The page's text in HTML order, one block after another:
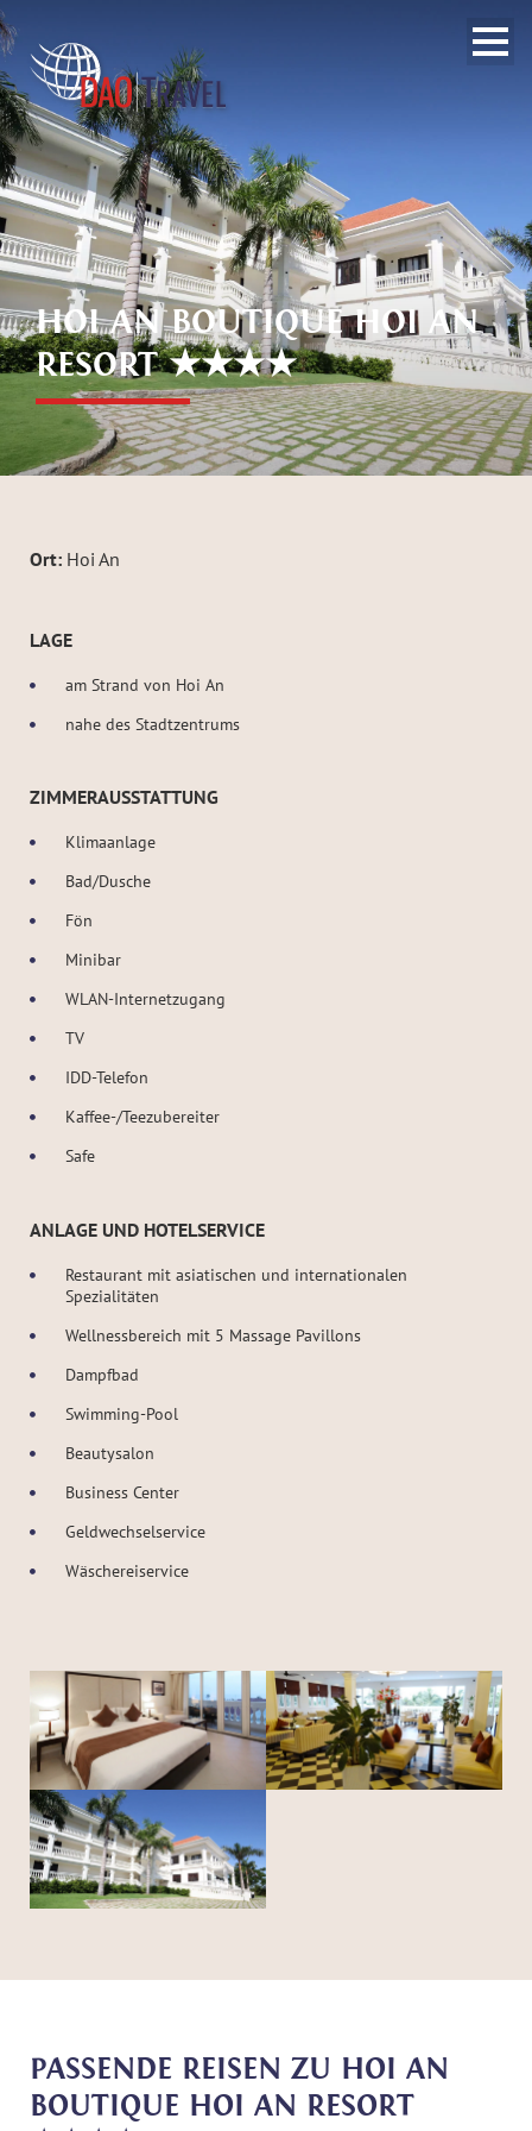
HOI AN BOUTIQUE HOI AN
RESORT ★★★★
Ort: Hoi An
LAGE
am Strand von Hoi An
nahe des Stadtzentrums
ZIMMERAUSSTATTUNG
Klimaanlage
Bad/Dusche
Fön
Minibar
WLAN-Internetzugang
TV
IDD-Telefon
Kaffee-/Teezubereiter
Safe
ANLAGE UND HOTELSERVICE
Restaurant mit asiatischen und internationalen
Spezialitäten
Wellnessbereich mit 5 Massage Pavillons
Dampfbad
Swimming-Pool
Beautysalon
Business Center
Geldwechselservice
Wäschereiservice
PASSENDE REISEN ZU HOI AN
BOUTIQUE HOI AN RESORT